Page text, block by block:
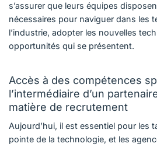
s’assurer que leurs équipes
nécessaires pour naviguer dans les
l’industrie, adopter les nouvelles
opportunités qui se présentent.
Accès à des compétences
l’intermédiaire d’un
matière de recrutement
Aujourd’hui, il est essentiel pour les
pointe de la technologie, et les